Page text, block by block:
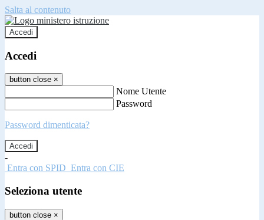
Salta al contenuto
Accedi
Accedi
button close ×
Nome Utente
Password
Password dimenticata?
-
Entra con SPID Entra con CIE
Seleziona utente
button close ×